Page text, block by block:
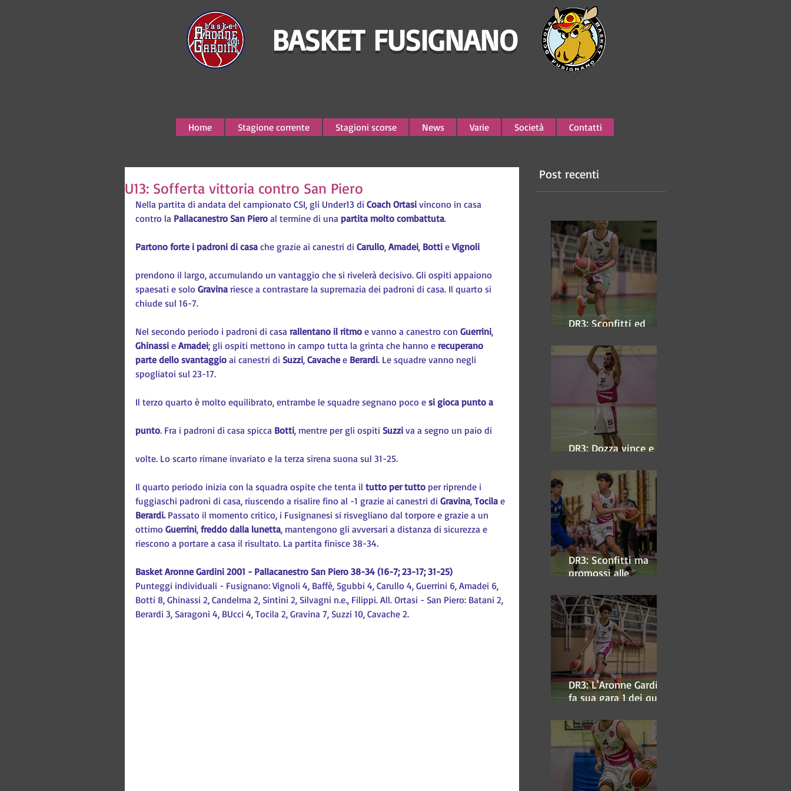
BASKET FUSIGNANO
Home Stagione corrente Stagioni scorse News Varie Società Contatti
U13: Sofferta vittoria contro San Piero
Nella partita di andata del campionato CSI, gli Under13 di Coach Ortasi vincono in casa
contro la Pallacanestro San Piero al termine di una partita molto combattuta.
Partono forte i padroni di casa che grazie ai canestri di Carullo, Amadei, Botti e Vignoli
prendono il largo, accumulando un vantaggio che si rivelerà decisivo. Gli ospiti appaiono
spaesati e solo Gravina riesce a contrastare la supremazia dei padroni di casa. Il quarto si
chiude sul 16-7.
Nel secondo periodo i padroni di casa rallentano il ritmo e vanno a canestro con Guerrini,
Ghinassi e Amadei; gli ospiti mettono in campo tutta la grinta che hanno e recuperano
parte dello svantaggio ai canestri di Suzzi, Cavache e Berardi. Le squadre vanno negli
spogliatoi sul 23-17.
Il terzo quarto è molto equilibrato, entrambe le squadre segnano poco e si gioca punto a
punto. Fra i padroni di casa spicca Botti, mentre per gli ospiti Suzzi va a segno un paio di
volte. Lo scarto rimane invariato e la terza sirena suona sul 31-25.
Il quarto periodo inizia con la squadra ospite che tenta il tutto per tutto per riprende i
fuggiaschi padroni di casa, riuscendo a risalire fino al -1 grazie ai canestri di Gravina, Tocila e
Berardi. Passato il momento critico, i Fusignanesi si risvegliano dal torpore e grazie a un
ottimo Guerrini, freddo dalla lunetta, mantengono gli avversari a distanza di sicurezza e
riescono a portare a casa il risultato. La partita finisce 38-34.
Basket Aronne Gardini 2001 - Pallacanestro San Piero 38-34 (16-7; 23-17; 31-25)
Punteggi individuali - Fusignano: Vignoli 4, Baffè, Sgubbi 4, Carullo 4, Guerrini 6, Amadei 6,
Botti 8, Ghinassi 2, Candelma 2, Sintini 2, Silvagni n.e., Filippi. All. Ortasi - San Piero: Batani 2,
Berardi 3, Saragoni 4, BUcci 4, Tocila 2, Gravina 7, Suzzi 10, Cavache 2.
Post recenti
DR3: Sconfitti ed
DR3: Dozza vince e
DR3: Sconfitti ma
promossi alle
DR3: L'Aronne Gardini
fa sua gara 1 dei quarti